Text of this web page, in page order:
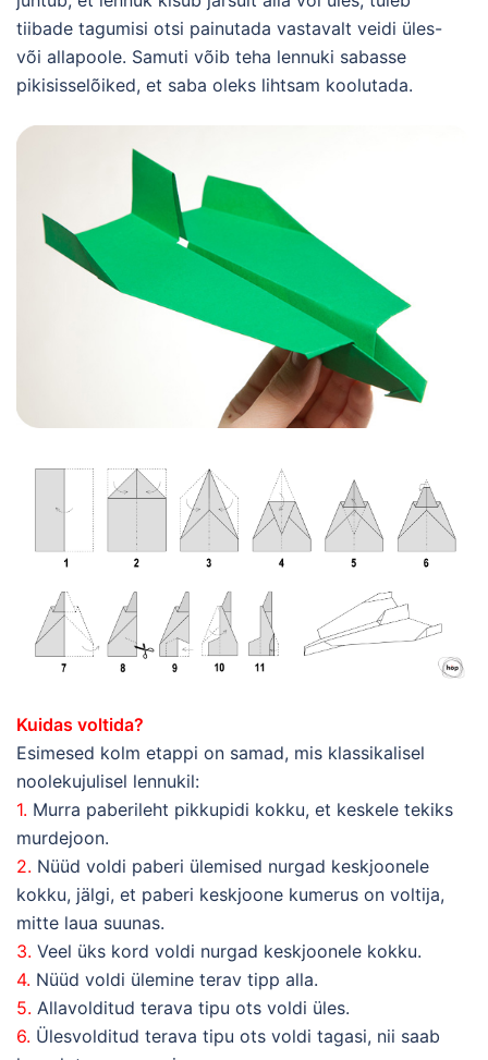
tiibade tagumisi otsi painutada vastavalt veidi üles-
või allapoole. Samuti võib teha lennuki sabasse
pikisisselõiked, et saba oleks lihtsam koolutada.
Kuidas voltida?
Esimesed kolm etappi on samad, mis klassikalisel
noolekujulisel lennukil:
1. Murra paberileht pikkupidi kokku, et keskele tekiks
murdejoon.
2. Nüüd voldi paberi ülemised nurgad keskjoonele
kokku, jälgi, et paberi keskjoone kumerus on voltija,
mitte laua suunas.
3. Veel üks kord voldi nurgad keskjoonele kokku.
4. Nüüd voldi ülemine terav tipp alla.
5. Allavolditud terava tipu ots voldi üles.
6. Ülesvolditud terava tipu ots voldi tagasi, nii saab